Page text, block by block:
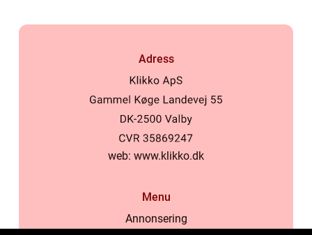
Adress
web: www.klikko.dk
Menu
Annonsering